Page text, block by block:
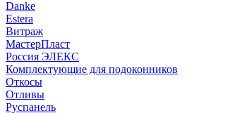
Danke
Estera
Витраж
МастерПласт
Россия ЭЛЕКС
Комплектующие для подоконников
Откосы
Отливы
Руспанель